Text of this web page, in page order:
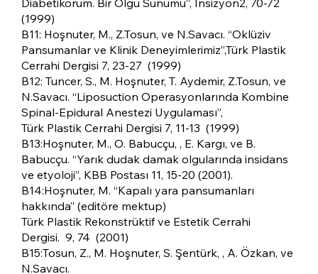
Diabetikorum. Bir Olgu Sunumu”, İnsizyon2, 70-72
(1999)
B11: Hoşnuter, M., Z.Tosun, ve N.Savacı. “Oklüziv
Pansumanlar ve Klinik Deneyimlerimiz”,Türk Plastik
Cerrahi Dergisi 7, 23-27 (1999)
B12: Tuncer, S., M. Hoşnuter, T. Aydemir, Z.Tosun, ve
N.Savacı. “Liposuction Operasyonlarında Kombine
Spinal-Epidural Anestezi Uygulaması”,
Türk Plastik Cerrahi Dergisi 7, 11-13 (1999)
B13:Hoşnuter, M., O. Babucçu, , E. Kargı, ve B.
Babucçu. “Yarık dudak damak olgularında insidans
ve etyoloji”, KBB Postası 11, 15-20 (2001).
B14:Hoşnuter, M. “Kapalı yara pansumanları
hakkında” (editöre mektup)
Türk Plastik Rekonstrüktif ve Estetik Cerrahi
Dergisi. 9, 74 (2001)
B15:Tosun, Z., M. Hoşnuter, S. Şentürk, , A. Özkan, ve
N.Savacı.